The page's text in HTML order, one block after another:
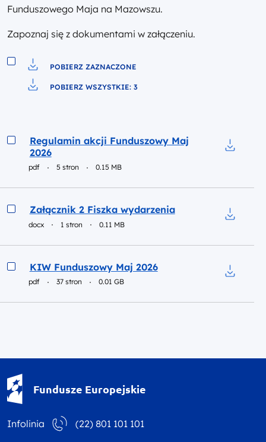
Funduszowego Maja na Mazowszu.
Zapoznaj się z dokumentami w załączeniu.
Pobierz do pliku
POBIERZ ZAZNACZONE
POBIERZ WSZYSTKIE: 3
Podgląd
Regulamin akcji Funduszowy Maj
2026
pdf 5 stron 0.15 MB
Podgląd
Załącznik 2 Fiszka wydarzenia
docx 1 stron 0.11 MB
Podgląd
KIW Funduszowy Maj 2026
pdf 37 stron 0.01 GB
Fundusze Europejskie
Infolinia (22) 801 101 101